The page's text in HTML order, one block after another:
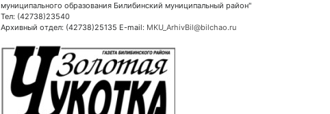
муниципального образования Билибинский муниципальный район"
Тел: (42738)23540
Архивный отдел: (42738)25135 E-mail: MKU_ArhivBil@bilchao.ru